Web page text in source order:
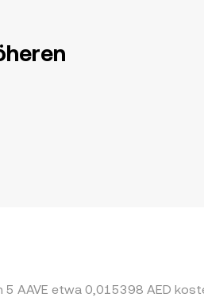
AAVE etwa 0,015398 AED